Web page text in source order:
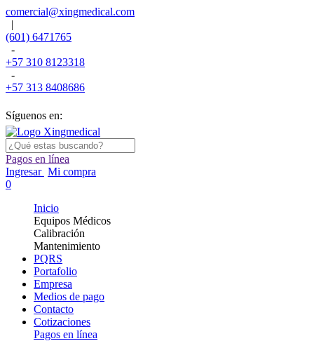
comercial@xingmedical.com
|
(601) 6471765
-
+57 310 8123318
-
+57 313 8408686
Síguenos en:
Pagos en línea
Ingresar Mi compra
0
Inicio
Equipos Médicos
Calibración
Mantenimiento
PQRS
Portafolio
Empresa
Medios de pago
Contacto
Cotizaciones
Pagos en línea